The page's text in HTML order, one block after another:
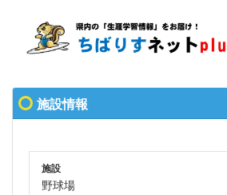
施設情報
施設
野球場